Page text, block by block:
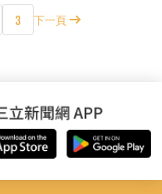
3 下一頁